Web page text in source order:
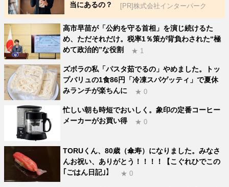
当にあるの？
[PR]株式会社インターパーク
高市早苗が「公約を守る首相」を演じ続けるた
め、ただそれだけ。税率1％策が背負わされた“極
めて政治的”な役割
★ 1
ズボラの私「パスタ茹でるの」やめました。トッ
プバリュの1食86円「冷凍スパゲッティ」で夏休
みランチが楽ちんに
★ 0
忙しい朝も時短でおいしく。象印の定番コーヒー
メーカーがお買い得
★ 0
TORUくん、80歳（傘寿）になりました。みなさ
んお祝い、ありがとう！！！！【こぐれひでこの
｢ごはん日記｣】
★ 0